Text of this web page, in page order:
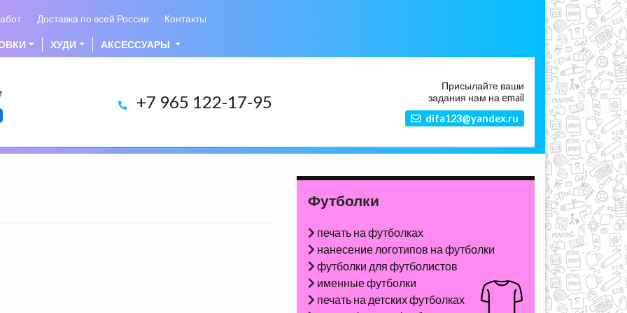
Доставка по всей России Контакты
ХУДИ АКСЕССУАРЫ
+7 965 122-17-95
Присылайте ваши
задания нам на email
difa123@yandex.ru
Футболки
печать на футболках
нанесение логотипов на футболки
футболки для футболистов
именные футболки
печать на детских футболках